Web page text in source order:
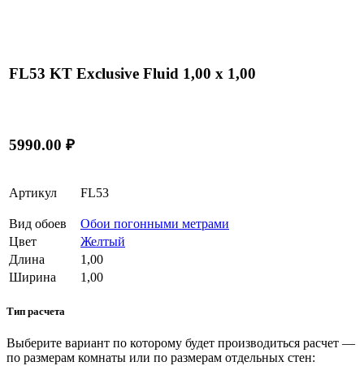
FL53 KT Exclusive Fluid 1,00 x 1,00
5990.00 ₽
Артикул FL53
Вид обоев
Обои погонными метрами
Цвет
Желтый
Длина
1,00
Ширина
1,00
Тип расчета
Выберите вариант по которому будет производиться расчет —
по размерам комнаты или по размерам отдельных стен: